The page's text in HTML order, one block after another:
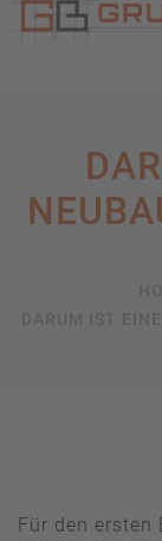
Für den ersten